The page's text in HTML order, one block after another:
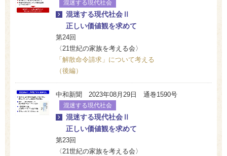
混迷する現代社会
混迷する現代社会Ⅱ
正しい価値観を求めて
第24回
〈21世紀の家族を考える会〉
「解散命令請求」について考える
（後編）
中和新聞 2023年08月29日 通巻1590号
混迷する現代社会
混迷する現代社会Ⅱ
正しい価値観を求めて
第23回
〈21世紀の家族を考える会〉